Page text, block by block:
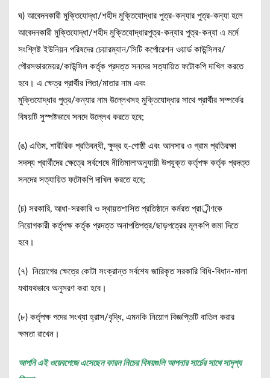
ঘ) আবেদনকারী মুক্তিযোদ্ধা/শহীদ মুক্তিযোদ্ধার পুত্র-কন্যার পুত্র-কন্যা হলে
আবেদনকারী মুক্তিযোদ্ধা/শহীদ মুক্তিযোদ্ধারপুত্র-কন্যার পুত্র-কন্যা এ মর্মে
সংশ্লিষ্ট ইউনিয়ন পরিষদের চেয়ারম্যান/সিটি কর্পোরেশন ওয়ার্ড কাউন্সিলর/
পৌরসভারমেয়র/কাউন্সিল কর্তৃক প্রদত্ত সনদের সত্যায়িত ফটোকপি দাখিল করতে
হবে। এ ক্ষেত্র প্রার্থীর পিতা/মাতার নাম এবং
মুক্তিযোদ্ধার পুত্র/কন্যার নাম উল্লেখসহ মুক্তিযোদ্ধার সাথে প্রার্থীর সম্পর্কের
বিষয়টি সুস্পষ্টভাবে সনদে উল্লেখ করতে হবে;
(ঙ) এতিম, শারীরিক প্রতিবন্ধী, ক্ষুদ্র হ-গোষ্ঠী এবং আনসার ও গ্রাম প্রতিরক্ষা
সদস্য প্রার্থীদের ক্ষেত্রে সর্বশেষে নীতিমালাঅনুযায়ী উপযুক্ত কর্তৃপক্ষ কর্তৃক প্রদত্ত
সনদের সত্যায়িত ফটোকপি দাখিল করতে হবে;
(চ) সরকারি, আধা-সরকারি ও স্থায়তশাসিত প্রতিষ্ঠানে কর্মরত প্রার্ীণকে
নিয়োগকারী কর্তৃপক্ষ কর্তৃক প্রদত্ত অনাপতিপত্র/ছাড়পত্রের মূলকপি জমা দিতে
হবে।
(৭) নিয়োগের ক্ষেত্রে কোটা সংক্রান্ত সর্বশেষ জারিকৃত সরকারি বিধি-বিধান-মালা
যথাযথভাবে অনুসরণ করা হবে।
(৮) কর্তৃপক্ষ পদের সংখ্যা হ্রাস/বৃদ্ধি, এমনকি নিয়োগ বিজ্ঞপ্তিটি বাতিল করার
ক্ষমতা রাখেন।
আপনি এই ওয়েবপেজে এসেছেন কারন নিচের বিষয়গুলি আপনার সার্চের সাথে সাদৃশ্য